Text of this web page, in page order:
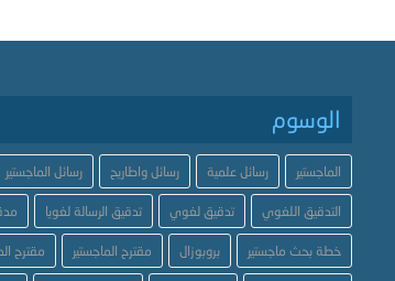
الوسوم
الماجستير رسائل علمية رسائل واطاريح رسائل الماجستير
التدقيق اللغوي تدقيق لغوي تدقيق الرسالة لغويا
خطة بحث ماجستير بروبوزال مقترح الماجستير مقترح